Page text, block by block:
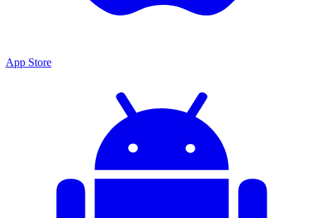
App Store